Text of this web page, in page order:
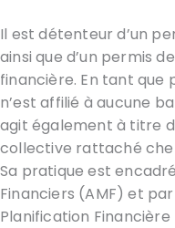
Il est détenteur d’un
ainsi que d’un permis
financière. En tant que
n’est affilié à aucune
agit également à titre
collective rattaché
Sa pratique est
Financiers (AMF) et
Planification Financière